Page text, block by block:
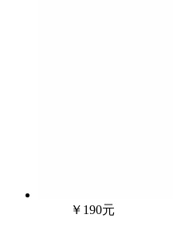
￥190元